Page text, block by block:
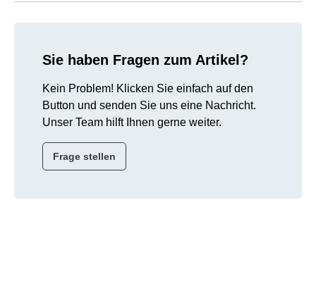
Sie haben Fragen zum Artikel?
Kein Problem! Klicken Sie einfach auf den
Button und senden Sie uns eine Nachricht.
Unser Team hilft Ihnen gerne weiter.
Frage stellen